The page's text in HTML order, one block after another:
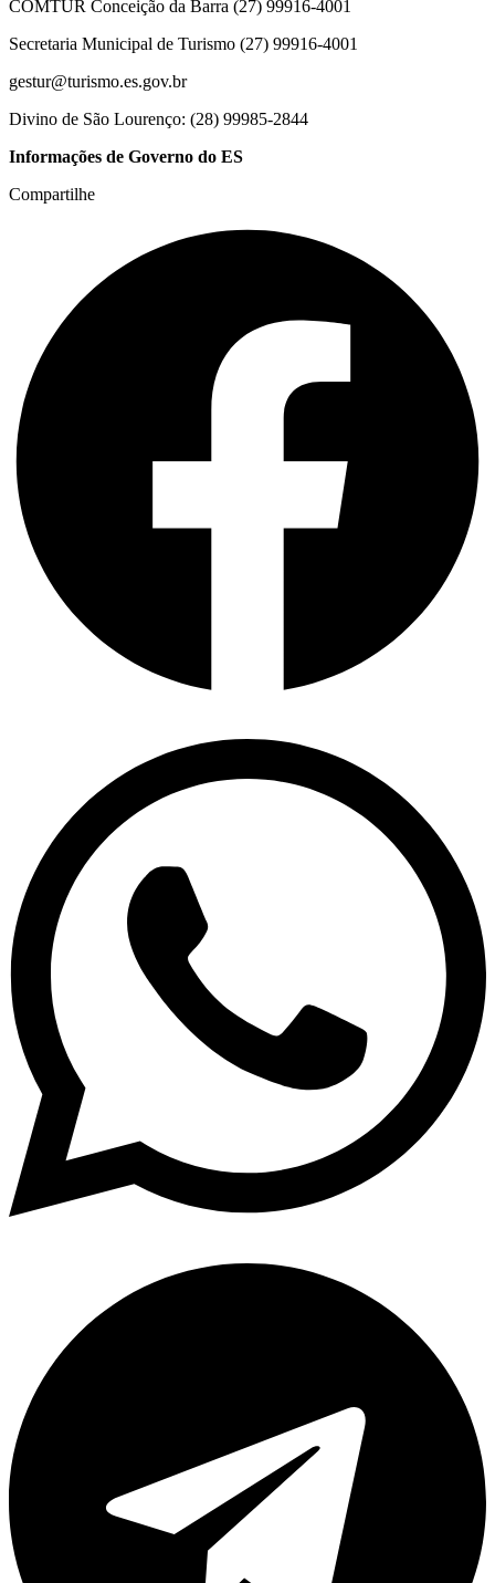
COMTUR Conceição da Barra (27) 99916-4001
Secretaria Municipal de Turismo (27) 99916-4001
gestur@turismo.es.gov.br
Divino de São Lourenço: (28) 99985-2844
Informações de Governo do ES
Compartilhe